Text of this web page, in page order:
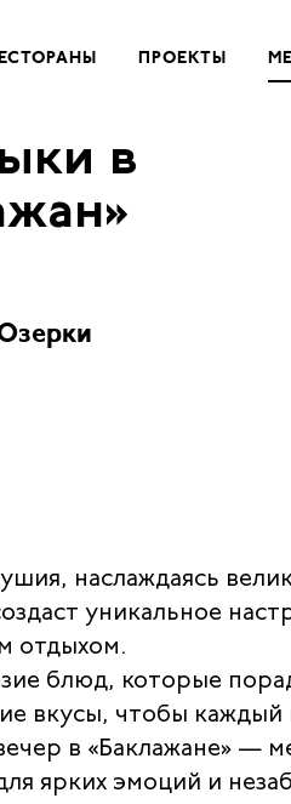
ПРОЕКТЫ
в
наслаждаясь
уникальное
отдыхом.
блюд, которые
вкусы, чтобы каждый
в «Баклажане» —
ярких эмоций и